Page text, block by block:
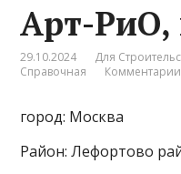
Арт-РиО,
29.10.2024 Для
Справочная
город: Москва
Район: Лефортово